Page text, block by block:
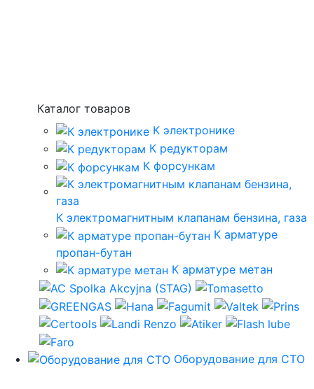
Каталог товаров
К электронике
К редукторам
К форсункам
К электромагнитным клапанам бензина, газа
К арматуре
пропан-бутан
К арматуре метан
Оборудование для СТО